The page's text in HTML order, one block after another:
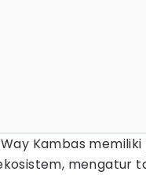
Kambas
mengatur